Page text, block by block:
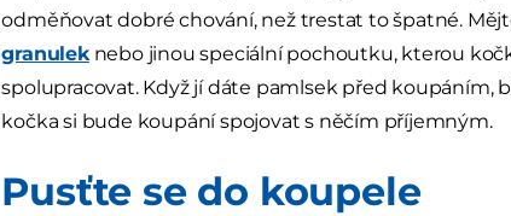
odměňovat dobré chování, než trestat to špatné.
granuleknebo jinou speciální pochoutku, kterou
spolupracovat. Když jí dáte pamlsek před koupáním,
kočka si bude koupání spojovat s něčím příjemným.
Pusťte se do koupele